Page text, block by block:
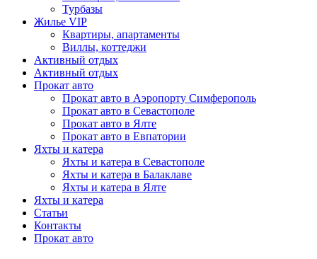
Турбазы
Жилье VIP
Квартиры, апартаменты
Виллы, коттеджи
Активный отдых
Активный отдых
Прокат авто
Прокат авто в Аэропорту Симферополь
Прокат авто в Севастополе
Прокат авто в Ялте
Прокат авто в Евпатории
Яхты и катера
Яхты и катера в Севастополе
Яхты и катера в Балаклаве
Яхты и катера в Ялте
Яхты и катера
Статьи
Контакты
Прокат авто